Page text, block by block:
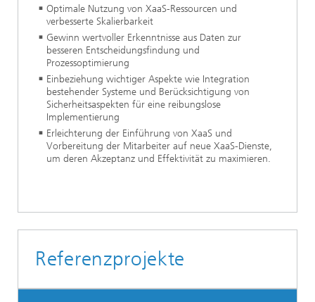
Optimale Nutzung von XaaS-Ressourcen und
verbesserte Skalierbarkeit
Gewinn wertvoller Erkenntnisse aus Daten zur
besseren Entscheidungsfindung und
Prozessoptimierung
Einbeziehung wichtiger Aspekte wie Integration
bestehender Systeme und Berücksichtigung von
Sicherheitsaspekten für eine reibungslose
Implementierung
Erleichterung der Einführung von XaaS und
Vorbereitung der Mitarbeiter auf neue XaaS-Dienste,
um deren Akzeptanz und Effektivität zu maximieren.
Referenzprojekte